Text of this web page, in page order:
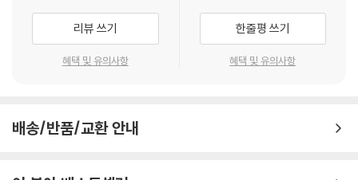
리뷰 쓰기
혜택 및 유의사항
한줄평 쓰기
혜택 및 유의사항
배송/반품/교환 안내